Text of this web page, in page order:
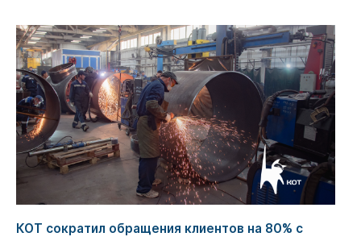
КОТ сократил обращения клиентов на 80% с